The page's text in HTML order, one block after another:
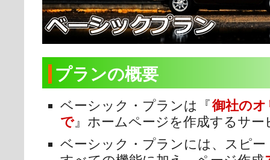
プランの概要
ベーシック・プランは『御社の
で』ホームページを作成するサー
ベーシック・プランには、スピ